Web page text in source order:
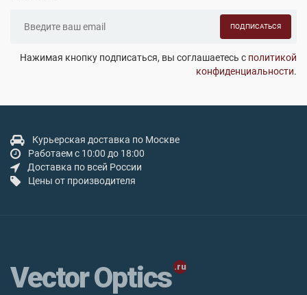
ПОДПИСАТЬСЯ
Нажимая кнопку подписаться, вы соглашаетесь с политикой
конфиденциальности.
Курьерская доставка по Москве
Работаем с 10:00 до 18:00
Доставка по всей России
Цены от производителя
Vector Optics